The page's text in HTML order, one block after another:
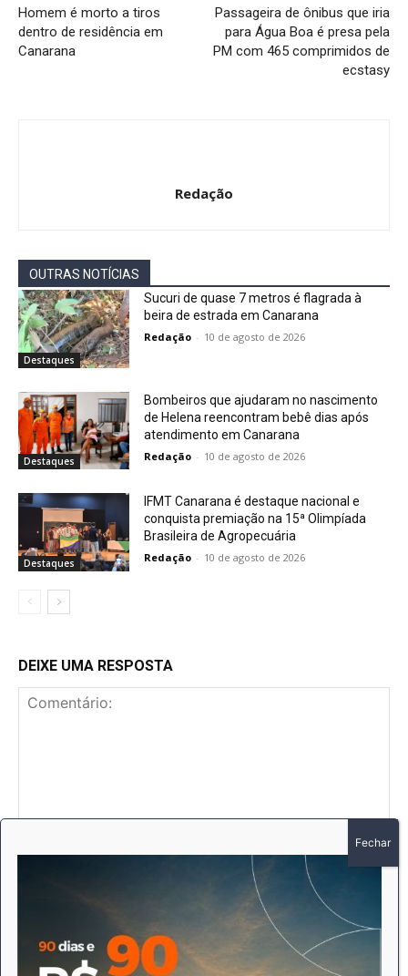
Homem é morto a tiros
dentro de residência em
Canarana
Passageira de ônibus que iria
para Água Boa é presa pela
PM com 465 comprimidos de
ecstasy
Redação
OUTRAS NOTÍCIAS
Destaques
Sucuri de quase 7 metros é flagrada à
beira de estrada em Canarana
Redação - 10 de agosto de 2026
Destaques
Bombeiros que ajudaram no nascimento
de Helena reencontram bebê dias após
atendimento em Canarana
Redação - 10 de agosto de 2026
Destaques
IFMT Canarana é destaque nacional e
conquista premiação na 15ª Olimpíada
Brasileira de Agropecuária
Redação - 10 de agosto de 2026
DEIXE UMA RESPOSTA